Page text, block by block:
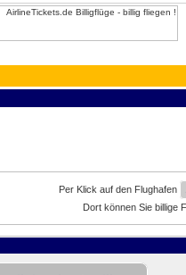
Per Klick auf den Flughafen
Dort können Sie billige